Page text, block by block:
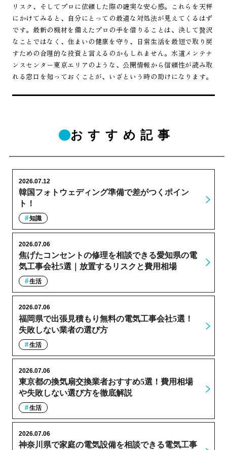
リスク、そしてプロに依頼した際の確実な安心感。これらを天秤
にかけてみると、自分にとっての最適な対処法が見えてくるはず
です。最新の機材を備えたプロの手を借りることは、決して贅沢
なことではなく、住まいの健康を守り、日常生活を最短で取り戻
すための合理的な投資と言えるのかもしれません。水道メンテナ
ンスセンター東京エリアのような、公開情報から信頼性が読み取
れる窓口を知っておくことが、いざという時の助けになります。
おすすめ記事
韓国フォトウェディング準備で差がつくポイン
ト！
2026.07.12
知識
焦げたコンセントの修理を相談できる愛知県の電
気工事会社5選｜放置するリスクと費用相場
2026.07.06
生活
福岡県で出張見積もり無料の電気工事会社5選！
失敗しない業者の選び方
2026.07.06
生活
東京都の換気扇交換業者おすすめ5選！費用相場
や失敗しない選び方を徹底解説
2026.07.06
生活
神奈川県で家庭の電気設備を相談できる電気工事
2026.07.06